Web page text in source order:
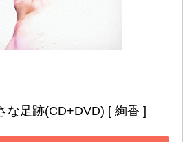
な足跡(CD+DVD) [ 絢香 ]